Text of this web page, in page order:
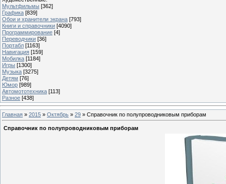
Мультфильмы [362]
Графика [839]
Обои и хранители экрана [793]
Книги и справочники [4090]
Программирование [4]
Переводчики [36]
Портабл [1163]
Навигация [159]
Мобилка [1184]
Игры [1300]
Музыка [3275]
Детям [76]
Юмор [989]
Автомототехника [113]
Разное [438]
Главная » 2015 » Октябрь » 29 » Справочник по полупроводниковым приборам
Справочник по полупроводниковым приборам